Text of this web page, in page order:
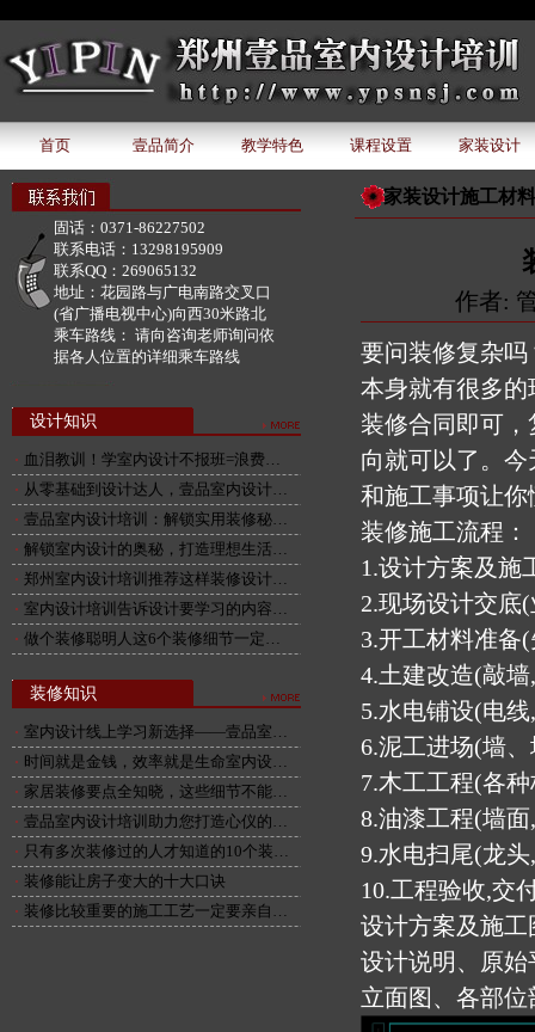
首页 壹品简介 教学特色 课程设置 家装设计
固话： 0371-86227502
联系电话： 13298195909
联系QQ： 269065132
地址： 花园路与广电南路交叉口
(省广播电视中心)向西30米路北
乘车路线： 请向咨询老师询问依
据各人位置的详细乘车路线
设计知识
血泪教训！学室内设计不报班=浪费…
从零基础到设计达人，壹品室内设计…
壹品室内设计培训：解锁实用装修秘…
解锁室内设计的奥秘，打造理想生活…
郑州室内设计培训推荐这样装修设计…
室内设计培训告诉设计要学习的内容…
做个装修聪明人这6个装修细节一定…
装修知识
室内设计线上学习新选择——壹品室…
时间就是金钱，效率就是生命室内设…
家居装修要点全知晓，这些细节不能…
壹品室内设计培训助力您打造心仪的…
只有多次装修过的人才知道的10个装…
装修能让房子变大的十大口诀
装修比较重要的施工工艺一定要亲自…
家装设计施工材
作者:
要问装修复杂
本身就有很多
装修合同即可
向就可以了。
和施工事项让
装修施工流程：
1.设计方案及施
2.现场设计交底
3.开工材料准备
4.土建改造(敲
5.水电铺设(电
6.泥工进场(墙
7.木工工程(各
8.油漆工程(墙
9.水电扫尾(龙
10.工程验收,交
设计方案及施工
设计说明、原
立面图、各部